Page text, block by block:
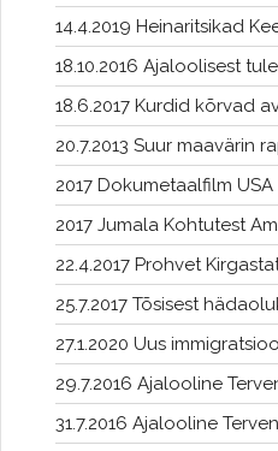
14.4.2019 Heinaritsikad
18.10.2016 Ajaloolisest
18.6.2017 Kurdid kõrvad
20.7.2013 Suur maavärin
2017 Dokumetaalfilm
2017 Jumala Kohtutest
22.4.2017 Prohvet
25.7.2017 Tõsisest
27.1.2020 Uus
29.7.2016 Ajalooline
31.7.2016 Ajalooline